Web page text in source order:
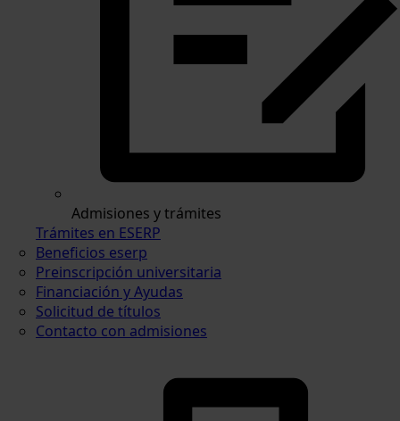
Admisiones y trámites
Trámites en ESERP
Beneficios eserp
Preinscripción universitaria
Financiación y Ayudas
Solicitud de títulos
Contacto con admisiones